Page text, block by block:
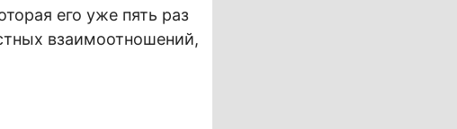
его уже пять раз
взаимоотношений,